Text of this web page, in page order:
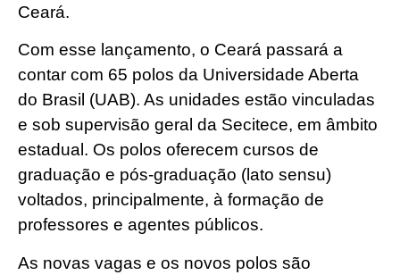
Ceará.
Com esse lançamento, o Ceará passará a
contar com 65 polos da Universidade Aberta
do Brasil (UAB). As unidades estão vinculadas
e sob supervisão geral da Secitece, em âmbito
estadual. Os polos oferecem cursos de
graduação e pós-graduação (lato sensu)
voltados, principalmente, à formação de
professores e agentes públicos.
As novas vagas e os novos polos são